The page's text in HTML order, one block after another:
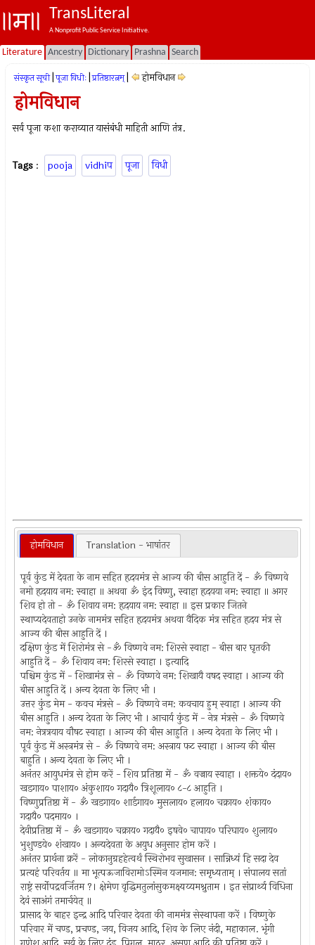
TransLiteral
A Nonprofit Public Service Initiative.
Literature Ancestry Dictionary Prashna Search
संस्कृत सूची पूजा विधीः प्रतिष्ठारत्नम् होमविधान
होमविधान
सर्व पूजा कशा कराव्यात यासंबंधी माहिती आणि तंत्र.
Tags : pooja vidhiप पूजा विधी
होमविधान Translation - भाषांतर
पूर्व कुंड में देवता के नाम सहित हृदयमंत्र से आज्य की बीस आहुति दें - ॐ विष्णवे
नमो हृदयाय नम: स्वाहा ॥ अथवा ॐ इंद विष्णु, स्वाहा हृदयया नम: स्वाहा ॥ अगर
शिव हो तो - ॐ शिवाय नम: हृदयाय नम: स्वाहा ॥ इस प्रकार जितने
स्थाप्यदेवताहो उनके नाममंत्र सहित हृदयमंत्र अथवा वैदिक मंत्र सहित हृदय मंत्र से
आज्य की बीस आहुति दें ।
दक्षिण कुंड में शिरोमंत्र से -ॐ विष्णवे नम: शिरसे स्वाहा - बीस बार घृतकी
आहुति दें - ॐ शिवाय नम: शिरसे स्वाहा । इत्यादि
पश्चिम कुंड में - शिखामंत्र से - ॐ विष्णवे नम: शिखायै वषद स्वाहा । आज्य की
बीस आहुति दें । अन्य देवता के लिए भी ।
उत्तर कुंड मेम - कवच मंत्रसे - ॐ विष्णवे नम: कवचाय हुम्‌ स्वाहा । आज्य की
बीस आहुति । अन्य देवता के लिए भी । आचार्य कुंड में - नेत्र मंत्रसे - ॐ विष्णवे
नम: नेत्रत्रयाय वौषट स्वाहा । आज्य की बीस आहुति । अन्य देवता के लिए भी ।
पूर्व कुंड में अस्त्रमंत्र से - ॐ विष्णवे नम: अस्त्राय फट स्वाहा । आज्य की बीस
बाहुति । अन्य देवता के लिए भी ।
अनंतर आयुधमंत्र से होम करें - शिव प्रतिष्ठा में - ॐ वज्राय स्वाहा । शक्तये० दंदाय०
खडगाय० पाशाय० अंकुशाय० गदायै० त्रिशूलाय० ८-८ आहुति ।
विष्णुप्रतिष्ठा में - ॐ खडगाय० शार्डगाय० मुसलाय० हलाय० चक्राय० शंकाय०
गदायै० पदमाय० ।
देवीप्रतिष्ठा में - ॐ खडगाय० चक्राय० गदायै० इषवे० चापाय० परिघाय० शुलाय०
भुशुण्डये० शंखाय० । अन्यदेवता के अयुध अनुसार होम करें ।
अनंतर प्रार्थना क्ररें - लोकानुग्रहहेत्वर्थं स्थिरोभव सुखासन । सान्निध्यं हि सदा देव
प्रत्यहं परिवर्तय ॥ मा भूत्पऊजाविरामोऽस्मिन यजमान: समृध्यताम्‌ । संपालय सतां
राष्ट्रं सर्वोपद्रवर्जितम ?। क्षेमेण वृद्धिमतुलांसुकमक्ष्यय्यमश्नुताम । इत संप्रार्थ्य विधिना
देवं साअंगं तमार्चयेत्‌ ॥
प्रासाद के बाहर इन्द्र आदि परिवार देवता की नाममंत्र सेस्थापना करें । विष्णुके
परिवार में चण्ड, प्रचण्ड, जय, विजय आदि, शिव के लिए नंदी, महाकाल. भृंगी